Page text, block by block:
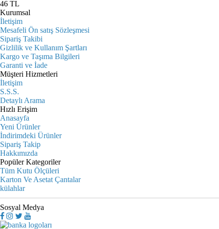
46 TL
Kurumsal
İletişim
Mesafeli Ön satış Sözleşmesi
Sipariş Takibi
Gizlilik ve Kullanım Şartları
Kargo ve Taşıma Bilgileri
Garanti ve İade
Müşteri Hizmetleri
İletişim
S.S.S.
Detaylı Arama
Hızlı Erişim
Anasayfa
Yeni Ürünler
İndirimdeki Ürünler
Sipariş Takip
Hakkımızda
Popüler Kategoriler
Tüm Kutu Ölçüleri
Karton Ve Asetat Çantalar
külahlar
Sosyal Medya